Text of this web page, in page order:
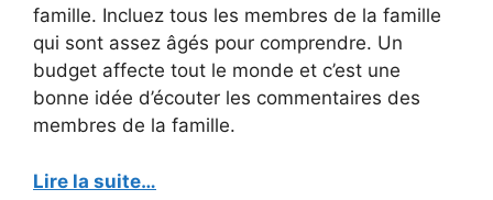
famille. Incluez tous les membres de la famille
qui sont assez âgés pour comprendre. Un
budget affecte tout le monde et c’est une
bonne idée d’écouter les commentaires des
membres de la famille.
Lire la suite…